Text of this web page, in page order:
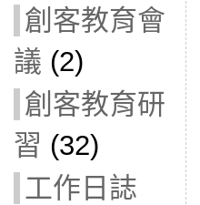
創客教育會
議 (2)
創客教育研
習 (32)
工作日誌